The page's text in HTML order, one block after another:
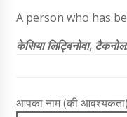
A person who has
केसिया लिट्विनोवा,
आपका नाम (की आवश्यकता)